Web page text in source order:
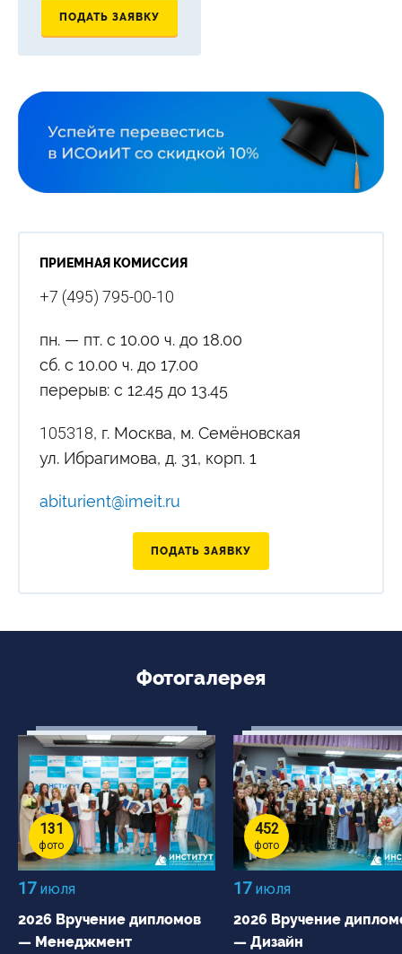
ПОДАТЬ ЗАЯВКУ
ПРИЕМНАЯ КОМИССИЯ
+7 (495) 795-00-10
пн. — пт. с 10.00 ч. до 18.00
сб. с 10.00 ч. до 17.00
перерыв: с 12.45 до 13.45
105318, г. Москва, м. Семёновская
ул. Ибрагимова, д. 31, корп. 1
abiturient@imeit.ru
ПОДАТЬ ЗАЯВКУ
Фотогалерея
131
фото
17июля
2026 Вручение дипломов
— Менеджмент
452
фото
17июля
2026 Вручение
— Дизайн